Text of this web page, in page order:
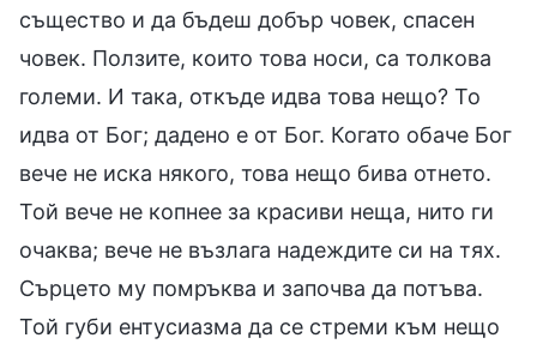
същество и да бъдеш добър човек, спасен
човек. Ползите, които това носи, са толкова
големи. И така, откъде идва това нещо? То
идва от Бог; дадено е от Бог. Когато обаче Бог
вече не иска някого, това нещо бива отнето.
Той вече не копнее за красиви неща, нито ги
очаква; вече не възлага надеждите си на тях.
Сърцето му помръква и започва да потъва.
Той губи ентусиазма да се стреми към нещо